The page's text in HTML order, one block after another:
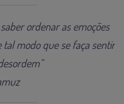
ordenar as emoções
modo que se faça sentir